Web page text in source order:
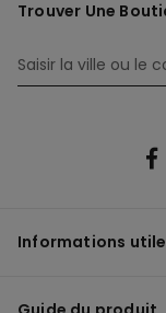
Trouver Une
Informations